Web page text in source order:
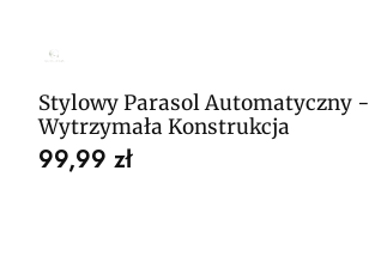
Stylowy Parasol Automatyczny -
Wytrzymała Konstrukcja
Cena
99,99 zł